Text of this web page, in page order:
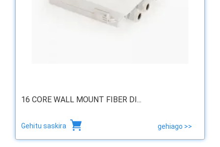
16 CORE WALL MOUNT FIBER DI...
Gehitu saskira gehiago >>